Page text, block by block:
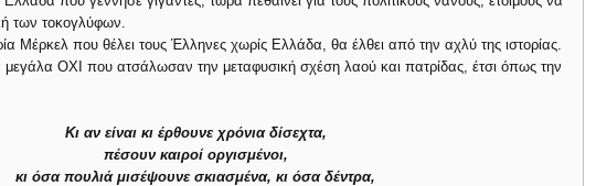
των τοκογλύφων.
Μέρκελ που θέλει τους Έλληνες χωρίς Ελλάδα, θα έλθει από την αχλύ της ιστορίας.
ΟΧΙ που ατσάλωσαν την μεταφυσική σχέση λαού και πατρίδας, έτσι όπως την
Κι αν είναι κι έρθουνε χρόνια δίσεχτα,
πέσουν καιροί οργισμένοι,
κι όσα πουλιά μισέψουνε σκιασμένα, κι όσα δέντρα,